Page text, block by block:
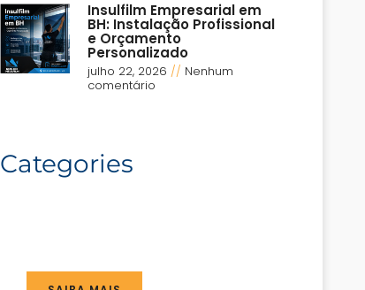
Insulfilm Empresarial em
BH: Instalação Profissional
e Orçamento
Personalizado
julho 22, 2026
Nenhum
comentário
Categories